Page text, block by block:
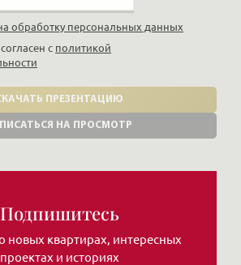
обработку персональных данных
с политикой
ПРЕЗЕНТАЦИЮ
НА ПРОСМОТР
Подпишитесь
новых квартирах, интересных
проектах и историях